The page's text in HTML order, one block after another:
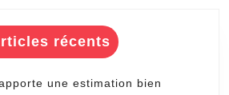
récents
une estimation bien